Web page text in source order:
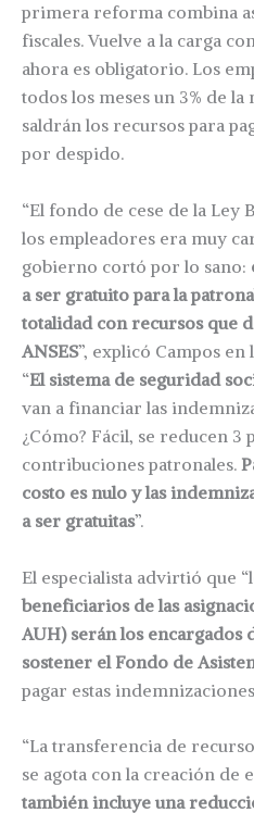
primera reforma combina
fiscales. Vuelve a la carga
ahora es obligatorio. Los
todos los meses un 3% de la
saldrán los recursos para
por despido.
“El fondo de cese de la Ley
los empleadores era muy
gobierno cortó por lo sano:
a ser gratuito para la
totalidad con recursos que
ANSES”, explicó Campos en
“El sistema de seguridad
van a financiar las
¿Cómo? Fácil, se reducen 3
contribuciones patronales.
costo es nulo y las
a ser gratuitas”.
El especialista advirtió que
beneficiarios de las
AUH) serán los
sostener el Fondo de
pagar estas
“La transferencia de
se agota con la creación de
también incluye una